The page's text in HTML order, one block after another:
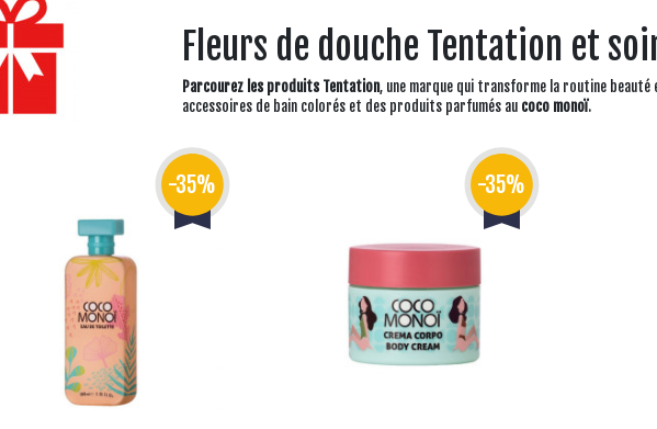
Fleurs de douche Tentation et
Parcourez les produits Tentation, une marque qui transforme la routine beauté
accessoires de bain colorés et des produits parfumés au coco monoï.
-35% -35%